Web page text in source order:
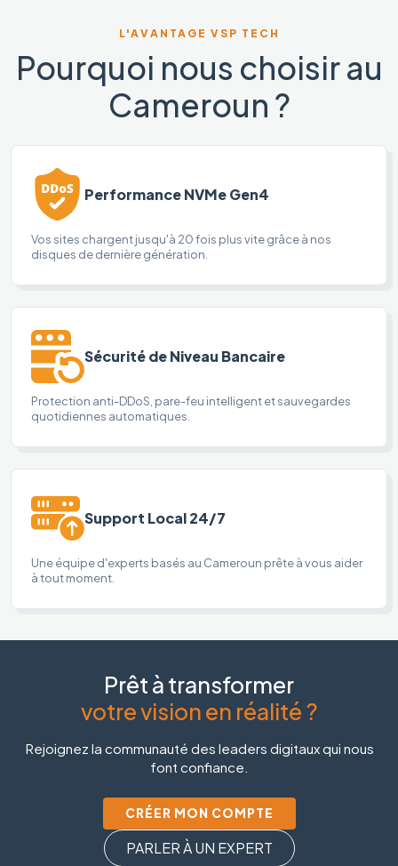
L'AVANTAGE VSP TECH
Pourquoi nous choisir au
Cameroun ?
Performance NVMe Gen4
Vos sites chargent jusqu'à 20 fois plus vite grâce à nos
disques de dernière génération.
Sécurité de Niveau Bancaire
Protection anti-DDoS, pare-feu intelligent et sauvegardes
quotidiennes automatiques.
Support Local 24/7
Une équipe d'experts basés au Cameroun prête à vous aider
à tout moment.
Prêt à transformer
votre vision en réalité ?
Rejoignez la communauté des leaders digitaux qui nous
font confiance.
CRÉER MON COMPTE
PARLER À UN EXPERT